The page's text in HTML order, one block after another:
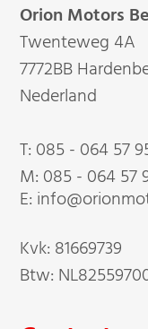
Orion Motors
Twenteweg 4A
7772BB
Nederland
T: 085 - 064 57
M: 085 - 064 57
E:
Kvk: 81669739
Btw: